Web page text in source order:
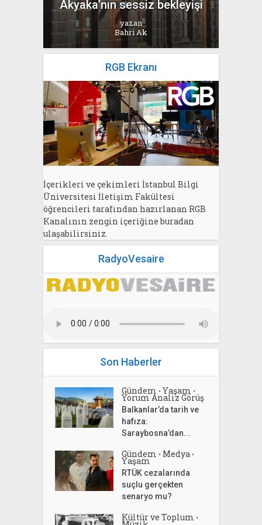
Akyaka’nın sessiz bekleyişi
yazan
Bahri Ak
RGB Ekranı
İçerikleri ve çekimleri İstanbul Bilgi
Üniversitesi İletişim Fakültesi
öğrencileri tarafından hazırlanan RGB
Kanalının zengin içeriğine buradan
ulaşabilirsiniz.
RadyoVesaire
Son Haberler
Gündem • Yaşam •
Yorum Analiz Görüş
Balkanlar’da tarih ve
hafıza:
Saraybosna’dan...
Gündem • Medya •
Yaşam
RTÜK cezalarında
suçlu gerçekten
senaryo mu?
Kültür ve Toplum •